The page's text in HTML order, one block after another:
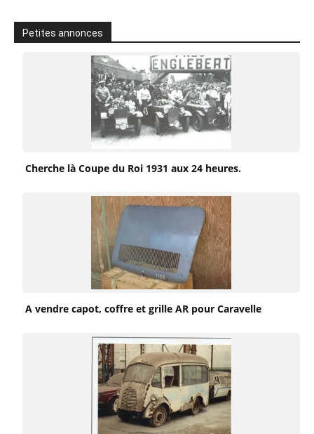
Petites annonces
Cherche là Coupe du Roi 1931 aux 24 heures.
A vendre capot, coffre et grille AR pour Caravelle